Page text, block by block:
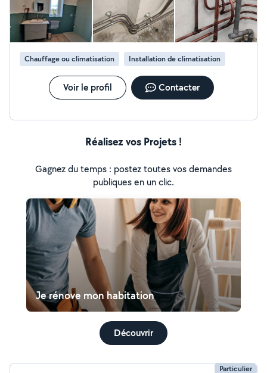
Chauffage ou climatisation Installation de climatisation
Voir le profil Contacter
Réalisez vos Projets !
Gagnez du temps : postez toutes vos demandes
publiques en un clic.
Je rénove mon habitation
Découvrir
Particulier